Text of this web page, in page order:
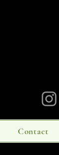
Contact